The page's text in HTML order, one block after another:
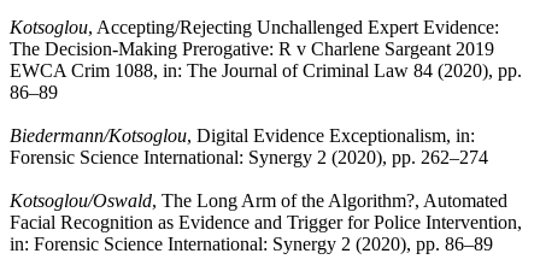
Kotsoglou, Accepting/Rejecting Unchallenged Expert Evidence:
The Decision-Making Prerogative: R v Charlene Sargeant 2019
EWCA Crim 1088, in: The Journal of Criminal Law 84 (2020), pp.
86–89
Biedermann/Kotsoglou, Digital Evidence Exceptionalism, in:
Forensic Science International: Synergy 2 (2020), pp. 262–274
Kotsoglou/Oswald, The Long Arm of the Algorithm?, Automated
Facial Recognition as Evidence and Trigger for Police Intervention,
in: Forensic Science International: Synergy 2 (2020), pp. 86–89